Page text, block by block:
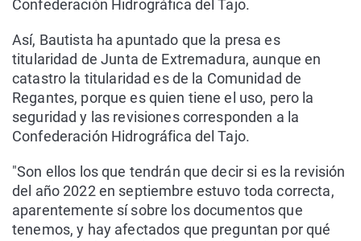
Confederación Hidrográfica del Tajo.
Así, Bautista ha apuntado que la presa es
titularidad de Junta de Extremadura, aunque en
catastro la titularidad es de la Comunidad de
Regantes, porque es quien tiene el uso, pero la
seguridad y las revisiones corresponden a la
Confederación Hidrográfica del Tajo.
"Son ellos los que tendrán que decir si es la revisión
del año 2022 en septiembre estuvo toda correcta,
aparentemente sí sobre los documentos que
tenemos, y hay afectados que preguntan por qué